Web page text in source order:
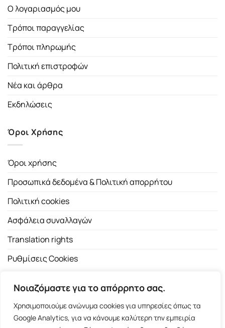
Νοιαζόμαστε για το απόρρητο σας.
Χρησιμοποιούμε ανώνυμα cookies για υπηρεσίες όπως τα
Google Analytics, για να κάνουμε καλύτερη την εμπειρία
Ο λογαριασμός μου
Τρόποι παραγγελίας
Τρόποι πληρωμής
Πολιτική επιστροφών
Νέα και άρθρα
Εκδηλώσεις
Όροι Χρήσης
Όροι χρήσης
Προσωπικά δεδομένα & Πολιτική απορρήτου
Πολιτική cookies
Ασφάλεια συναλλαγών
Translation rights
Ρυθμίσεις Cookies